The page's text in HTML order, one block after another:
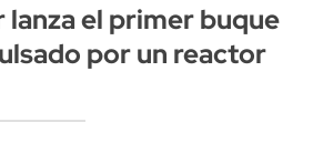
lanza el primer buque
por un reactor